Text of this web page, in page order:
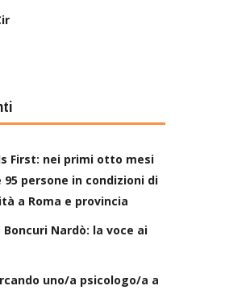
First: nei primi otto mesi
persone in condizioni di
a Roma e provincia
Nardò: la voce ai
uno/a psicologo/a a